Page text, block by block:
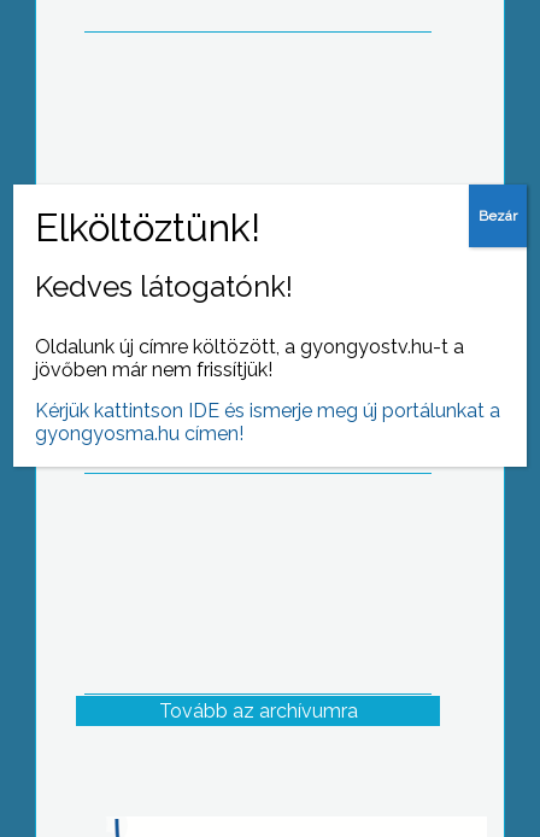
Együttműködési megállapodást
kötött a Károly Róbert Főiskola a
Tovább az archívumra
Kedves látogatónk!
Oldalunk új címre költözött, a gyongyostv.hu-t a
jövőben már nem frissítjük!
Kérjük kattintson IDE és ismerje meg új portálunkat a
gyongyosma.hu címen!